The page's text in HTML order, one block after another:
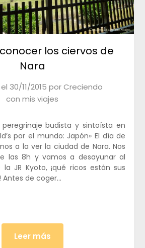
los ciervos de
Nara
30/11/2015 porCreciendo
con mis viajes
budista y sintoísta en
por el mundo: Japón» El día de
a la ver la ciudad de Nara. Nos
las 8h y vamos a desayunar al
JR Kyoto, ¡qué ricos están sus
Antes de coger…
Leer más